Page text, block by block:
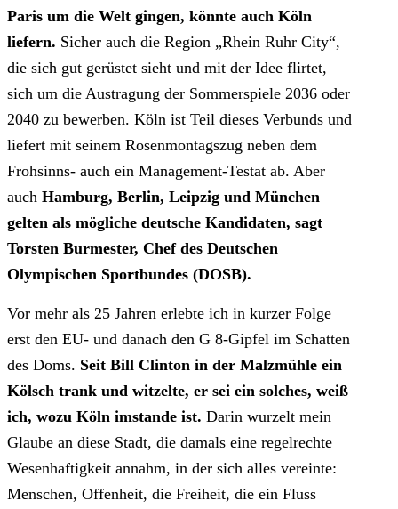
Paris um die Welt gingen, könnte auch Köln
liefern. Sicher auch die Region „Rhein Ruhr City“,
die sich gut gerüstet sieht und mit der Idee flirtet,
sich um die Austragung der Sommerspiele 2036 oder
2040 zu bewerben. Köln ist Teil dieses Verbunds und
liefert mit seinem Rosenmontagszug neben dem
Frohsinns- auch ein Management-Testat ab. Aber
auch Hamburg, Berlin, Leipzig und München
gelten als mögliche deutsche Kandidaten, sagt
Torsten Burmester, Chef des Deutschen
Olympischen Sportbundes (DOSB).
Vor mehr als 25 Jahren erlebte ich in kurzer Folge
erst den EU- und danach den G 8-Gipfel im Schatten
des Doms. Seit Bill Clinton in der Malzmühle ein
Kölsch trank und witzelte, er sei ein solches, weiß
ich, wozu Köln imstande ist. Darin wurzelt mein
Glaube an diese Stadt, die damals eine regelrechte
Wesenhaftigkeit annahm, in der sich alles vereinte:
Menschen, Offenheit, die Freiheit, die ein Fluss